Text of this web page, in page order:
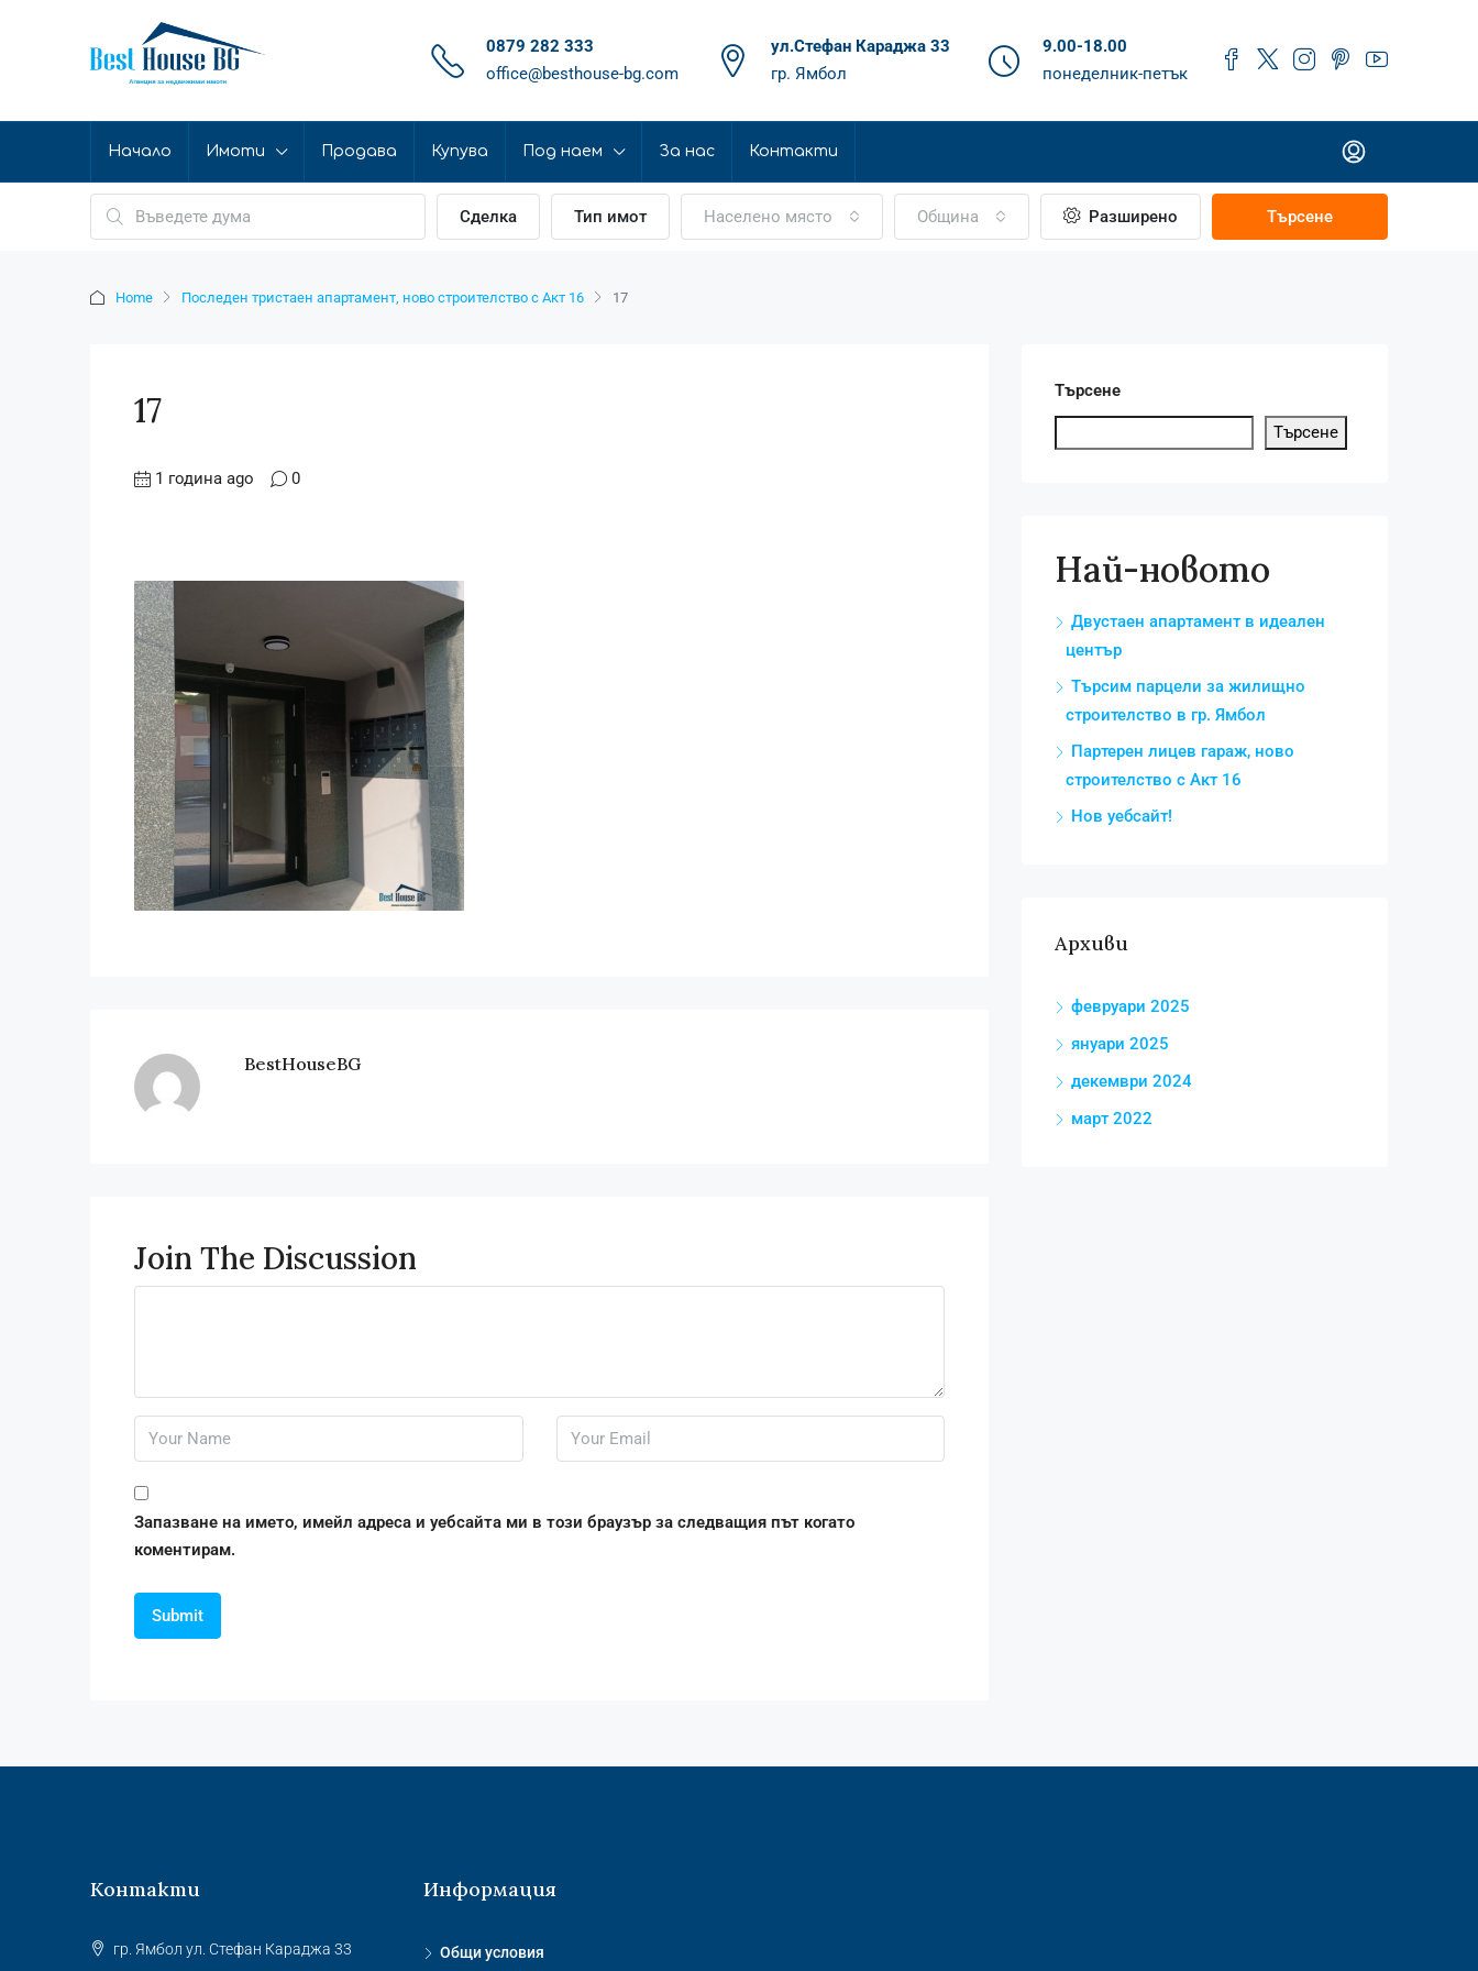
0879 282 333
office@besthouse-bg.com
ул.Стефан Караджа 33
гр. Ямбол
9.00-18.00
понеделник-петък
Начало Имоти Продава Купува Под наем За нас Контакти
Сделка Тип имот Населено място Община Разширено Търсене
Home Последен тристаен апартамент, ново строителство с Акт 16 17
17
1 година ago 0
BestHouseBG
Join The Discussion
Запазване на името, имейл адреса и уебсайта ми в този браузър за следващия път когато
коментирам.
Търсене
Търсене
Най-новото
Двустаен апартамент в идеален
център
Търсим парцели за жилищно
строителство в гр. Ямбол
Партерен лицев гараж, ново
строителство с Акт 16
Нов уебсайт!
Архиви
февруари 2025
януари 2025
декември 2024
март 2022
Контакти
гр. Ямбол ул. Стефан Караджа 33
Информация
Общи условия